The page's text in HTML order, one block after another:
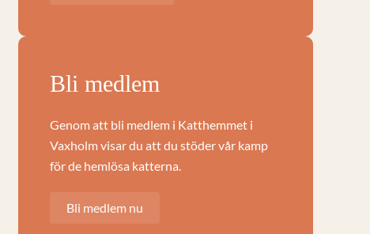
Bli medlem
Genom att bli medlem i Katthemmet i
Vaxholm visar du att du stöder vår kamp
för de hemlösa katterna.
Bli medlem nu